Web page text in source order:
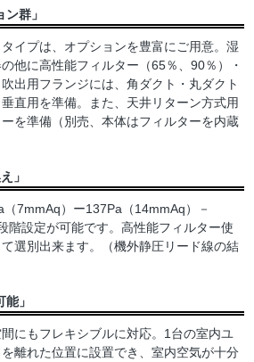
ン群」
イプは、オプションを豊富にご用意。湿
他に高性能フィルター（65％、90％）・
出用フランジには、角ダクト・丸ダクト
直用を準備。また、天井リターン方式用
を準備（別売、本体はフィルターを内蔵
」
7mmAq）ー137Pa（14mmAq）－
階設定が可能です。高性能フィルター使
選別出来ます。（機外静圧リード線の結
」
にもフレキシブルに対応。1台の室内ユ
離れた位置に設置でき、室内空気が十分